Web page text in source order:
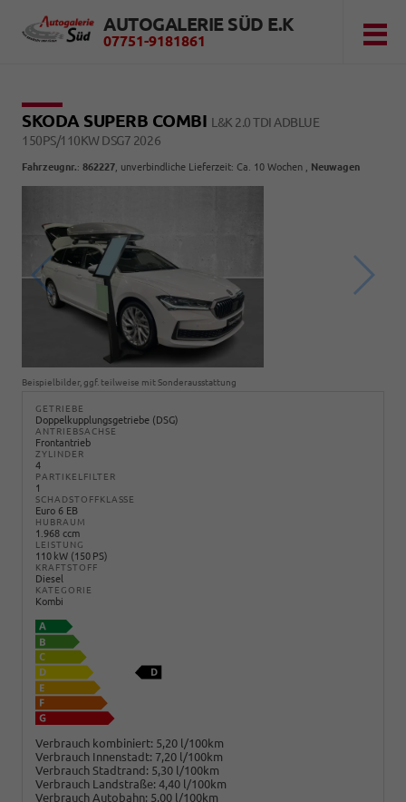
AUTOGALERIE SÜD E.K
07751-9181861
SKODA SUPERB COMBI L&K 2.0 TDI ADBLUE
150PS/110KW DSG7 2026
Fahrzeugnr.: 862227 , unverbindliche Lieferzeit: Ca. 10 Wochen , Neuwagen
Beispielbilder, ggf. teilweise mit Sonderausstattung
GETRIEBE
Doppelkupplungsgetriebe (DSG)
ANTRIEBSACHSE
Frontantrieb
ZYLINDER
4
PARTIKELFILTER
1
SCHADSTOFFKLASSE
Euro 6 EB
HUBRAUM
1.968 ccm
LEISTUNG
110 kW (150 PS)
KRAFTSTOFF
Diesel
KATEGORIE
Kombi
Verbrauch kombiniert: 5,20 l/100km
Verbrauch Innenstadt: 7,20 l/100km
Verbrauch Stadtrand: 5,30 l/100km
Verbrauch Landstraße: 4,40 l/100km
Verbrauch Autobahn: 5,00 l/100km